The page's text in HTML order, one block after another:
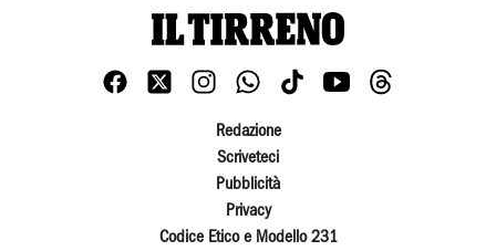
Redazione
Scriveteci
Pubblicità
Privacy
Codice Etico e Modello 231